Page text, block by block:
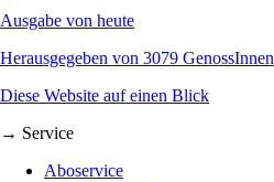
Ausgabe von heute
Herausgegeben von 3079 GenossInnen
Diese Website auf einen Blick
→ Service
Aboservice